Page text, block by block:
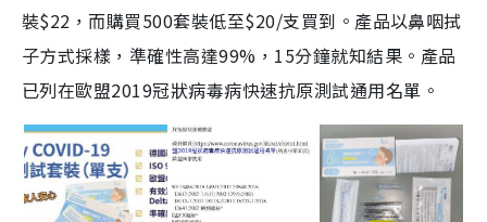
裝$22，而購買500套裝低至$20/支買到。產品以鼻咽拭
子方式採樣，準確性高達99%，15分鐘就知結果。產品
已列在歐盟2019冠狀病毒病快速抗原測試通用名單。